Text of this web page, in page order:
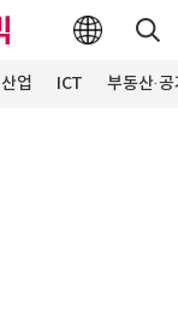
산업 ICT 부동산·